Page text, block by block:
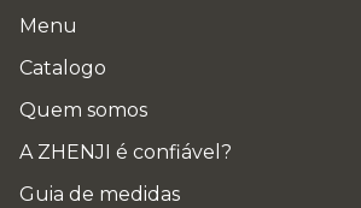
Menu
Catalogo
Quem somos
A ZHENJI é confiável?
Guia de medidas